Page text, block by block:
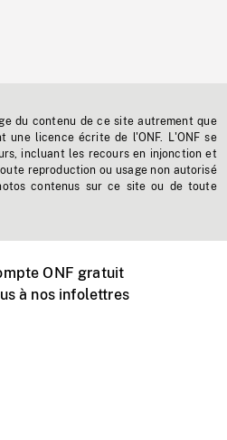
du contenu de ce site autrement que
une licence écrite de l'ONF. L'ONF se
incluant les recours en injonction et
reproduction ou usage non autorisé
contenus sur ce site ou de toute
ONF gratuit
à nos infolettres